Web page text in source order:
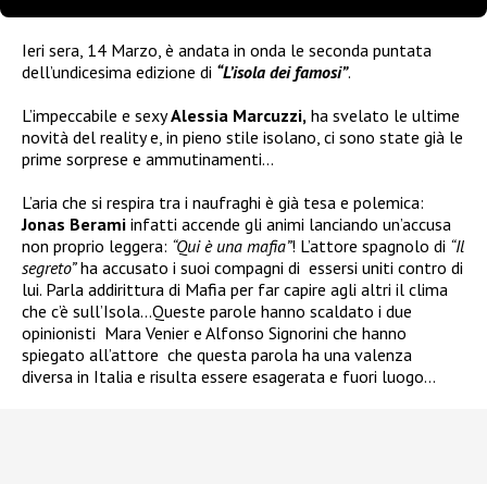
Ieri sera, 14 Marzo, è andata in onda le seconda puntata
dell’undicesima edizione di “L’isola dei famosi”.
L’impeccabile e sexyAlessia Marcuzzi, ha svelato le ultime
novità del reality e, in pieno stile isolano, ci sono state già le
prime sorprese e ammutinamenti…
L’aria che si respira tra i naufraghi è già tesa e polemica:
Jonas Berami infatti accende gli animi lanciando un’accusa
non proprio leggera: “Qui è una mafia”! L’attore spagnolo di “Il
segreto”ha accusato i suoi compagni di essersi uniti contro di
lui. Parla addirittura di Mafia per far capire agli altri il clima
che c’è sull’Isola…Queste parole hanno scaldato i due
opinionisti Mara Venier e Alfonso Signorini che hanno
spiegato all’attore che questa parola ha una valenza
diversa in Italia e risulta essere esagerata e fuori luogo…